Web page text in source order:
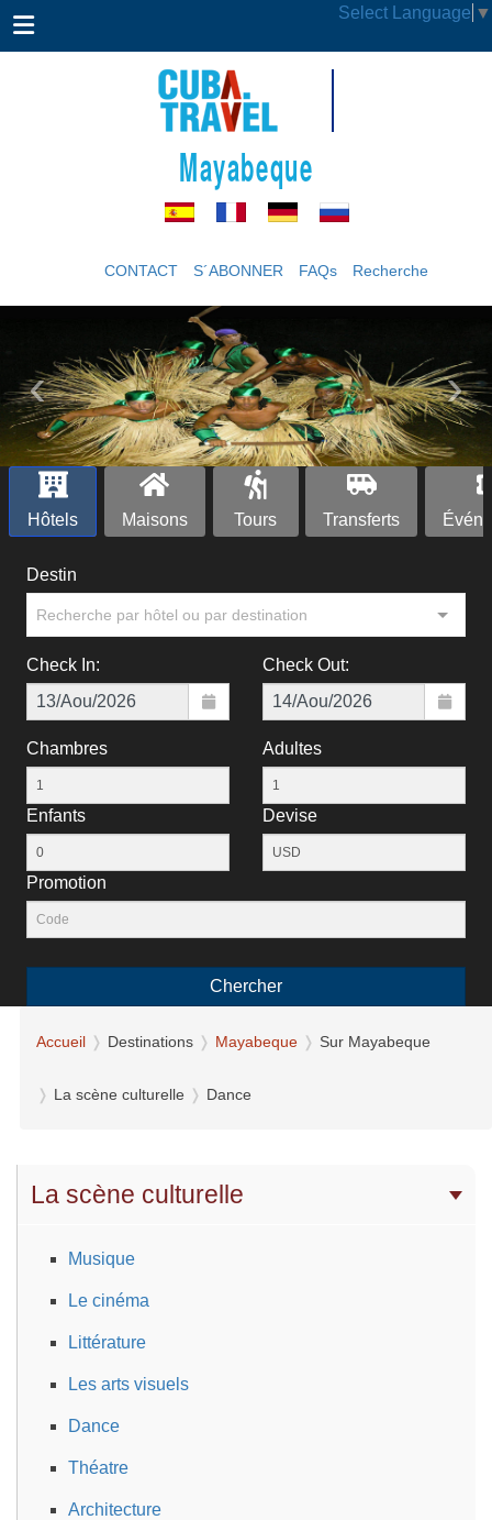
Select Language ▼
Mayabeque
CONTACT S´ABONNER FAQs Recherche
‹ ›
Hôtels Maisons Tours Transferts
Destin
Recherche par hôtel ou par destination
Check In: Check Out:
Chambres Adultes
Enfants Devise
Рromotion
Chercher
Accueil Destinations Mayabeque Sur Mayabeque
La scène culturelle Dance
La scène culturelle
Musique
Le cinéma
Littérature
Les arts visuels
Dance
Théatre
Architecture